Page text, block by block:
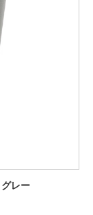
レー